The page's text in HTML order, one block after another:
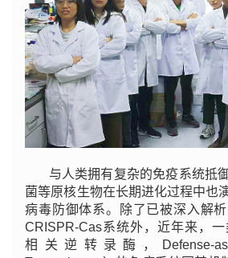
与人类拥有复杂的免疫系统抵
菌等原核生物在长期进化过程中也
病毒防御体系。除了已被深入解
CRISPR-Cas系统外，近年来，
相关逆转录酶，Defense-